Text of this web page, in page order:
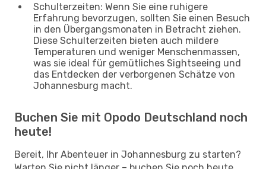
Schulterzeiten: Wenn Sie eine ruhigere
Erfahrung bevorzugen, sollten Sie einen Besuch
in den Übergangsmonaten in Betracht ziehen.
Diese Schulterzeiten bieten auch mildere
Temperaturen und weniger Menschenmassen,
was sie ideal für gemütliches Sightseeing und
das Entdecken der verborgenen Schätze von
Johannesburg macht.
Buchen Sie mit Opodo Deutschland noch
heute!
Bereit, Ihr Abenteuer in Johannesburg zu starten?